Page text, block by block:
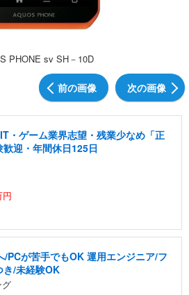
PHONE sv SH－10D
前の画像 次の画像
・ゲーム業界志望・残業少なめ「正
迎・年間休日125日
円
/PCが苦手でもOK 運用エンジニア/フ
き/未経験OK